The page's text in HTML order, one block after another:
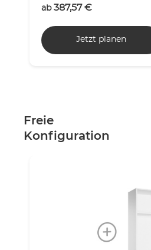
ab 387,57 €
Jetzt planen
Freie
Konfiguration